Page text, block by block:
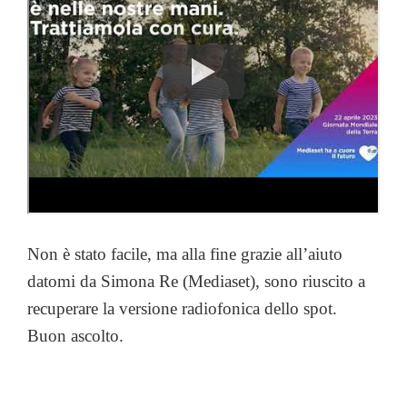
Non è stato facile, ma alla fine grazie all’aiuto
datomi da Simona Re (Mediaset), sono riuscito a
recuperare la versione radiofonica dello spot.
Buon ascolto.